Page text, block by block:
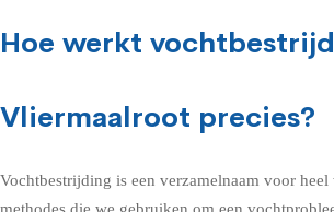
Hoe werkt
Vliermaalroot precies?
Vochtbestrijding is een verzamelnaam voor heel